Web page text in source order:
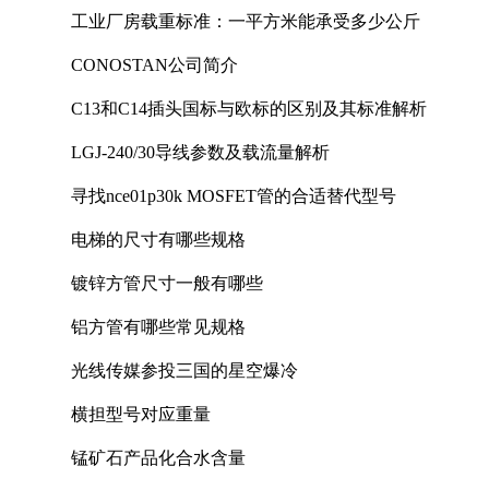
工业厂房载重标准：一平方米能承受多少公斤
CONOSTAN公司简介
C13和C14插头国标与欧标的区别及其标准解析
LGJ-240/30导线参数及载流量解析
寻找nce01p30k MOSFET管的合适替代型号
电梯的尺寸有哪些规格
镀锌方管尺寸一般有哪些
铝方管有哪些常见规格
光线传媒参投三国的星空爆冷
横担型号对应重量
锰矿石产品化合水含量